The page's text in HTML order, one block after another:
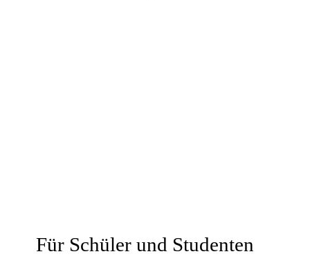
Für Schüler und Studenten